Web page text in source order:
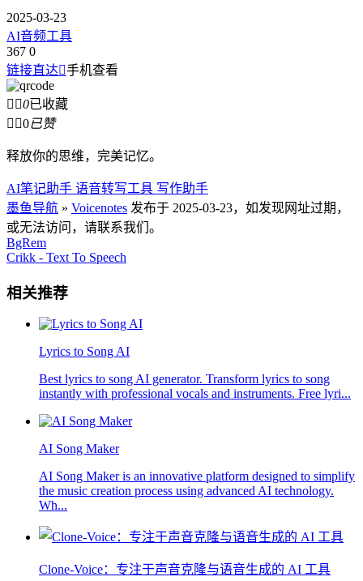
2025-03-23
AI音频工具
367 0
链接直达手机查看
 0已收藏
 0已赞
释放你的思维，完美记忆。
AI笔记助手 语音转写工具 写作助手
墨鱼导航 » Voicenotes 发布于 2025-03-23，如发现网址过期，
或无法访问，请联系我们。
BgRem
Crikk - Text To Speech
相关推荐
Lyrics to Song AI
Best lyrics to song AI generator. Transform lyrics to song
instantly with professional vocals and instruments. Free lyri...
AI Song Maker
AI Song Maker is an innovative platform designed to simplify
the music creation process using advanced AI technology.
Wh...
Clone-Voice：专注于声音克隆与语音生成的 AI 工具